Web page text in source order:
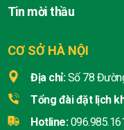
CƠ SỞ HÀ NỘI
Địa chỉ: Số 78
Tổng đài đặt lịch
Hotline:
Tin mời thầu